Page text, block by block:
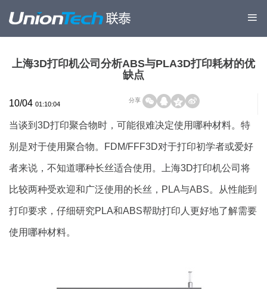
上海3D打印机公司分析ABS与PLA3D打印耗材的优
缺点
10/04 01:10:04
分享
当谈到3D打印聚合物时，可能很难决定使用哪种材料。特
别是对于使用聚合物。FDM/FFF3D对于打印初学者或爱好
者来说，不知道哪种长丝适合使用。上海3D打印机公司将
比较两种受欢迎和广泛使用的长丝，PLA与ABS。从性能到
打印要求，仔细研究PLA和ABS帮助打印人更好地了解需要
使用哪种材料。